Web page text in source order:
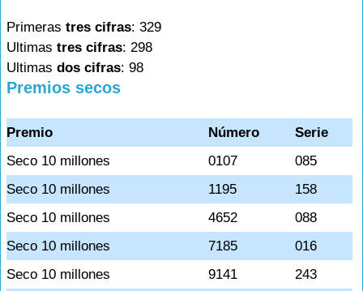
Primeras tres cifras: 329
Ultimas tres cifras: 298
Ultimas dos cifras: 98
Premios secos
Premio Número
Serie
Seco 10 millones
0107
085
Seco 10 millones
1195
158
Seco 10 millones
4652
088
Seco 10 millones
7185
016
Seco 10 millones
9141
243